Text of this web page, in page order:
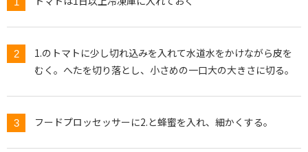
1.のトマトに少し切れ込みを入れて水道水をかけながら皮を
むく。へたを切り落とし、小さめの一口大の大きさに切る。
フードプロッセッサーに2.と蜂蜜を入れ、細かくする。